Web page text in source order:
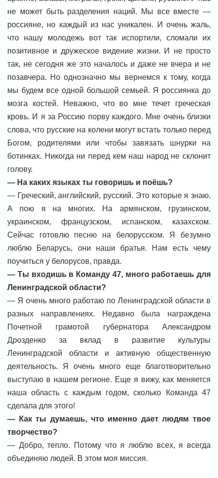
не может быть разделения наций. Мы все вместе —
россияне, но каждый из нас уникален. И очень жаль,
что нашу молодежь вот так испортили, сломали их
позитивное и дружеское видение жизни. И не просто
так, не сегодня же это началось и даже не вчера и не
позавчера. Но однозначно мы вернемся к тому, когда
мы будем все одной большой семьей. Я россиянка до
мозга костей. Неважно, что во мне течет греческая
кровь. И я за Россию порву каждого. Мне очень близки
слова, что русские на колени могут встать только перед
Богом, родителями или чтобы завязать шнурки на
ботинках. Никогда ни перед кем наш народ не склонит
голову.
— На каких языках ты говоришь и поёшь?
— Греческий, английский, русский. Это которые я знаю.
А пою я на многих. На армянском, грузинском,
украинском, французском, испанском, казахском.
Сейчас готовлю песню на белорусском. Я безумно
люблю Беларусь, они наши братья. Нам есть чему
поучиться у белорусов, правда.
— Ты входишь в Команду 47, много работаешь для
Ленинградской области?
— Я очень много работаю по Ленинградской области в
разных направлениях. Недавно была награждена
Почетной грамотой губернатора Александром
Дрозденко за вклад в развитие культуры
Ленинградской области и активную общественную
деятельность. Я очень много еще благотворительно
выступаю в нашем регионе. Еще я вижу, как меняется
наша область с каждым годом, сколько Команда 47
сделала для этого!
— Как ты думаешь, что именно дает людям твое
творчество?
— Добро, тепло. Потому что я люблю всех, я всегда
объединяю людей. В этом моя миссия.